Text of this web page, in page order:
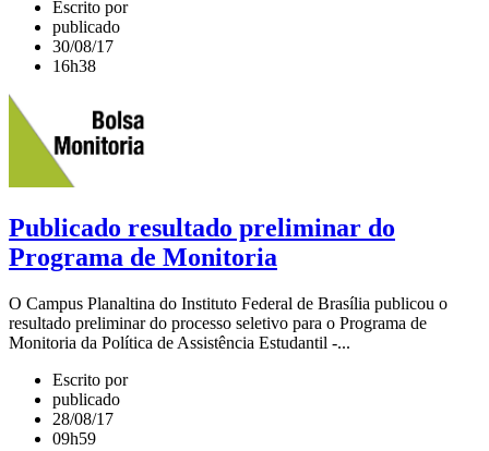
Escrito por
publicado
30/08/17
16h38
Publicado resultado preliminar do
Programa de Monitoria
O Campus Planaltina do Instituto Federal de Brasília publicou o
resultado preliminar do processo seletivo para o Programa de
Monitoria da Política de Assistência Estudantil -...
Escrito por
publicado
28/08/17
09h59